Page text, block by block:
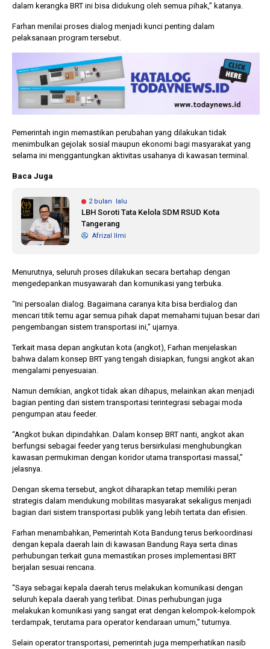
dalam kerangka BRT ini bisa didukung oleh semua pihak,” katanya.
Farhan menilai proses dialog menjadi kunci penting dalam
pelaksanaan program tersebut.
Pemerintah ingin memastikan perubahan yang dilakukan tidak
menimbulkan gejolak sosial maupun ekonomi bagi masyarakat yang
selama ini menggantungkan aktivitas usahanya di kawasan terminal.
Baca Juga
2 bulan lalu
LBH Soroti Tata Kelola SDM RSUD Kota
Tangerang
Afrizal Ilmi
Menurutnya, seluruh proses dilakukan secara bertahap dengan
mengedepankan musyawarah dan komunikasi yang terbuka.
“Ini persoalan dialog. Bagaimana caranya kita bisa berdialog dan
mencari titik temu agar semua pihak dapat memahami tujuan besar dari
pengembangan sistem transportasi ini,” ujarnya.
Terkait masa depan angkutan kota (angkot), Farhan menjelaskan
bahwa dalam konsep BRT yang tengah disiapkan, fungsi angkot akan
mengalami penyesuaian.
Namun demikian, angkot tidak akan dihapus, melainkan akan menjadi
bagian penting dari sistem transportasi terintegrasi sebagai moda
pengumpan atau feeder.
“Angkot bukan dipindahkan. Dalam konsep BRT nanti, angkot akan
berfungsi sebagai feeder yang terus bersirkulasi menghubungkan
kawasan permukiman dengan koridor utama transportasi massal,”
jelasnya.
Dengan skema tersebut, angkot diharapkan tetap memiliki peran
strategis dalam mendukung mobilitas masyarakat sekaligus menjadi
bagian dari sistem transportasi publik yang lebih tertata dan efisien.
Farhan menambahkan, Pemerintah Kota Bandung terus berkoordinasi
dengan kepala daerah lain di kawasan Bandung Raya serta dinas
perhubungan terkait guna memastikan proses implementasi BRT
berjalan sesuai rencana.
“Saya sebagai kepala daerah terus melakukan komunikasi dengan
seluruh kepala daerah yang terlibat. Dinas perhubungan juga
melakukan komunikasi yang sangat erat dengan kelompok-kelompok
terdampak, terutama para operator kendaraan umum,” tuturnya.
Selain operator transportasi, pemerintah juga memperhatikan nasib